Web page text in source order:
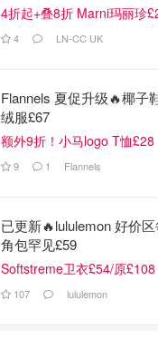
4折起+叠8折 Marni玛丽珍
4 LN-CC UK
Flannels 夏促升级🔥椰子
绒服£67
额外9折！小马logo T恤£28
9 1 Flannels
已更新🔥lululemon 好价
角包罕见£59
Softstreme卫衣£54/原£108
107 lululemon